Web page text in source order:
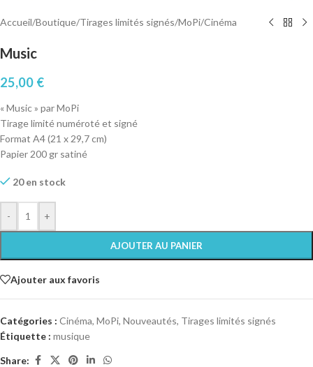
Accueil/Boutique/Tirages limités signés/MoPi/Cinéma
Music
25,00 €
« Music » par MoPi
Tirage limité numéroté et signé
Format A4 (21 x 29,7 cm)
Papier 200 gr satiné
20 en stock
- +
AJOUTER AU PANIER
Ajouter aux favoris
Catégories : Cinéma, MoPi, Nouveautés, Tirages limités signés
Étiquette : musique
Share: